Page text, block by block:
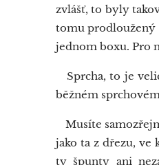
zvlášť, to byly
tomu prodloužený
jednom boxu. Pro
Sprcha, to je
běžném
Musíte
jako ta z dřezu, ve
ty špunty ani